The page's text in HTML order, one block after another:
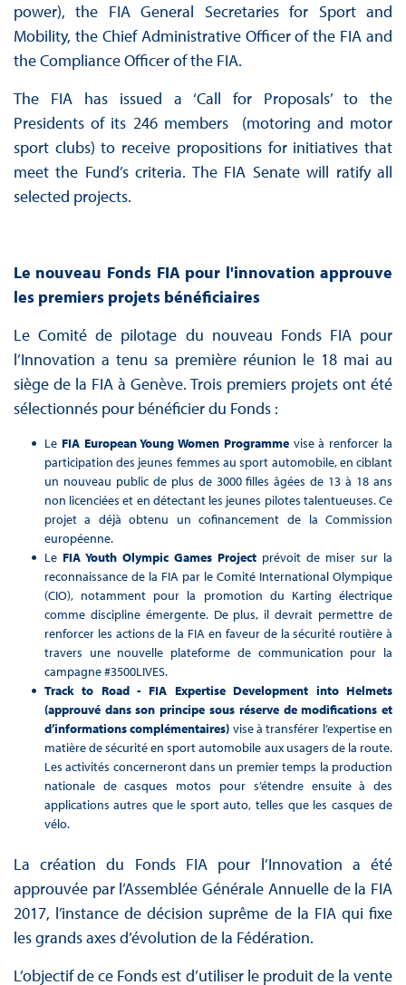
power), the FIA General Secretaries for Sport and
Mobility, the Chief Administrative Officer of the FIA and
the Compliance Officer of the FIA.
The FIA has issued a ‘Call for Proposals’ to the
Presidents of its 246 members (motoring and motor
sport clubs) to receive propositions for initiatives that
meet the Fund’s criteria. The FIA Senate will ratify all
selected projects.
Le nouveau Fonds FIA pour l'innovation approuve
les premiers projets bénéficiaires
Le Comité de pilotage du nouveau Fonds FIA pour
l’Innovation a tenu sa première réunion le 18 mai au
siège de la FIA à Genève. Trois premiers projets ont été
sélectionnés pour bénéficier du Fonds :
Le FIA European Young Women Programmevise à renforcer la
participation des jeunes femmes au sport automobile, en ciblant
un nouveau public de plus de 3000 filles âgées de 13 à 18 ans
non licenciées et en détectant les jeunes pilotes talentueuses. Ce
projet a déjà obtenu un cofinancement de la Commission
européenne.
LeFIA Youth Olympic Games Project prévoit de miser sur la
reconnaissance de la FIA par le Comité International Olympique
(CIO), notamment pour la promotion du Karting électrique
comme discipline émergente. De plus, il devrait permettre de
renforcer les actions de la FIA en faveur de la sécurité routière à
travers une nouvelle plateforme de communication pour la
campagne #3500LIVES.
Track to Road - FIA Expertise Development into Helmets
(approuvé dans son principe sous réserve de modifications et
d’informations complémentaires) vise à transférer l’expertise en
matière de sécurité en sport automobile aux usagers de la route.
Les activités concerneront dans un premier temps la production
nationale de casques motos pour s’étendre ensuite à des
applications autres que le sport auto, telles que les casques de
vélo.
La création du Fonds FIA pour l’Innovation a été
approuvée par l’Assemblée Générale Annuelle de la FIA
2017, l’instance de décision suprême de la FIA qui fixe
les grands axes d’évolution de la Fédération.
L’objectif de ce Fonds est d’utiliser le produit de la vente